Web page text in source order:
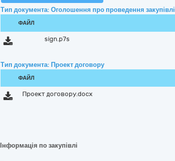
Тип документа: Оголошення про проведення закупівлі
ФАЙЛ
sign.p7s
Тип документа: Проект договору
ФАЙЛ
Проект договору.docx
Інформація по закупівлі